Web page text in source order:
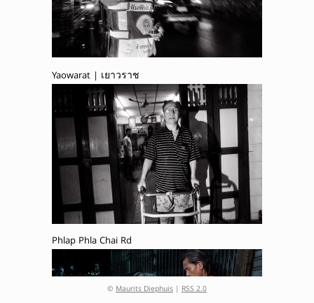
Yaowarat | เยาวราช
Phlap Phla Chai Rd
© Maurits Diephuis | RSS 2.0